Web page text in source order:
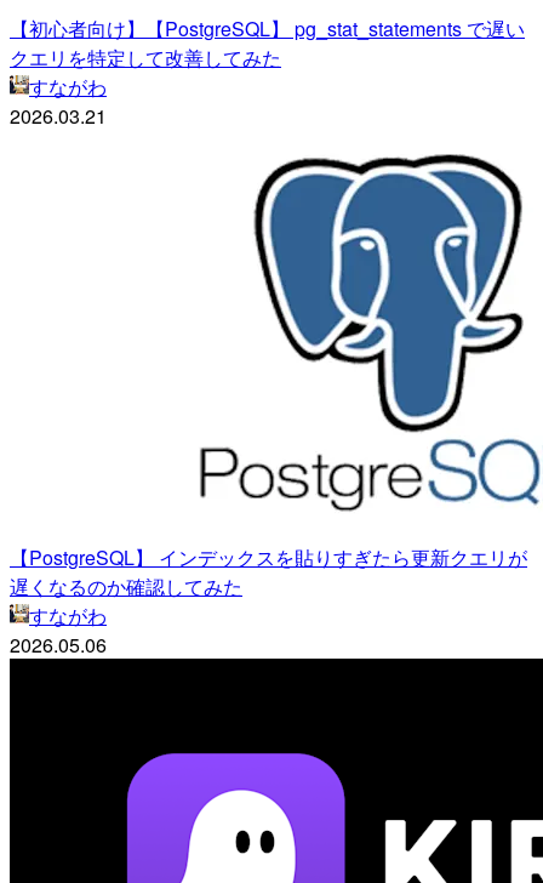
【初心者向け】【PostgreSQL】 pg_stat_statements で遅い
クエリを特定して改善してみた
すながわ
2026.03.21
【PostgreSQL】 インデックスを貼りすぎたら更新クエリが
遅くなるのか確認してみた
すながわ
2026.05.06